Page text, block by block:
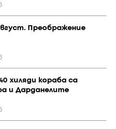
Преображение
хиляди кораба са
и Дарданелите